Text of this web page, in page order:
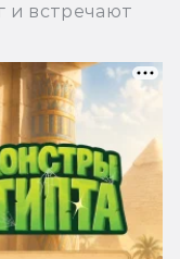
и встречают